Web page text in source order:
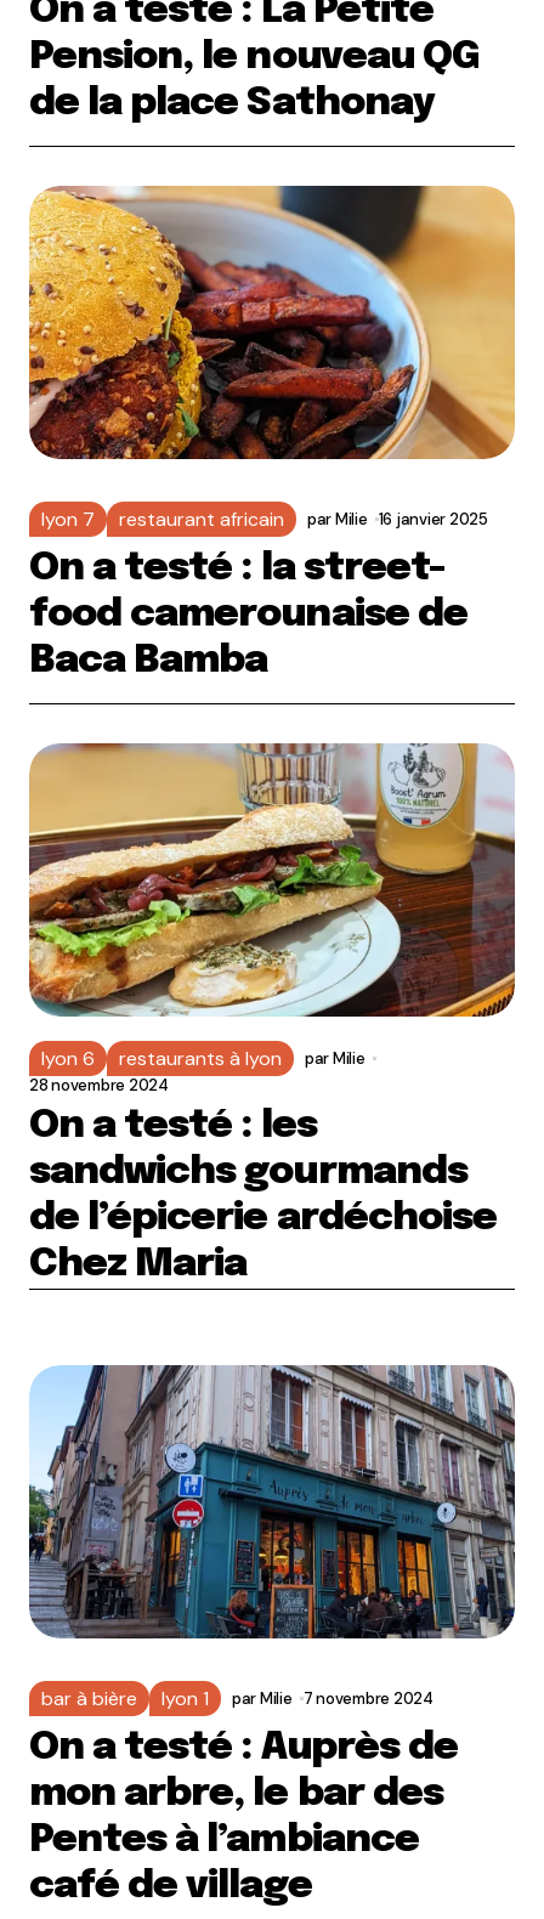
On a testé : La Petite
Pension, le nouveau QG
de la place Sathonay
lyon 7 restaurant africain parMilie 16 janvier 2025
On a testé : la street-
food camerounaise de
Baca Bamba
lyon 6 restaurants à lyon parMilie
28 novembre 2024
On a testé : les
sandwichs gourmands
de l’épicerie ardéchoise
Chez Maria
bar à bière lyon 1 parMilie 7 novembre 2024
On a testé : Auprès de
mon arbre, le bar des
Pentes à l’ambiance
café de village